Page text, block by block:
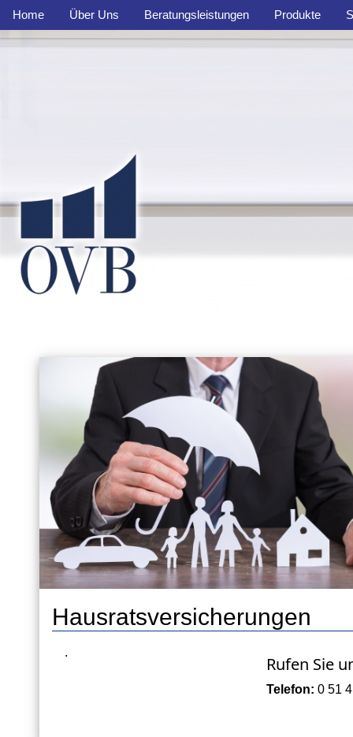
Home Über Uns Beratungsleistungen Produkte
Hausratsversicherungen
.
Rufen Sie
Telefon: 0 51